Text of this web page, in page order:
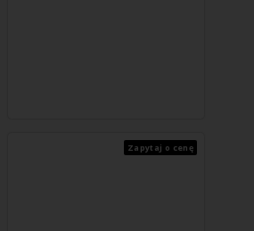
Zapytaj o cenę